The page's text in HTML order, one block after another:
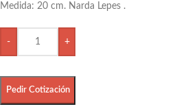
Medida: 20 cm. Narda Lepes .
- +
Pedir Cotización